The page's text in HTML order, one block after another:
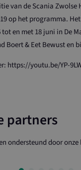
van de Scania
op het programma.
en met 18 juni in De
Boert & Eet Bewust en
https://youtu.be/YP-
partners
ondersteund door